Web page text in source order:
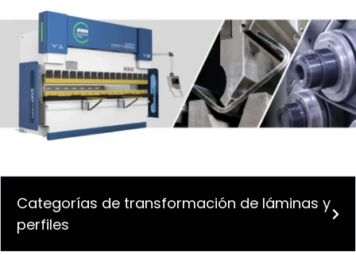
Categorías de transformación de láminas y
perfiles